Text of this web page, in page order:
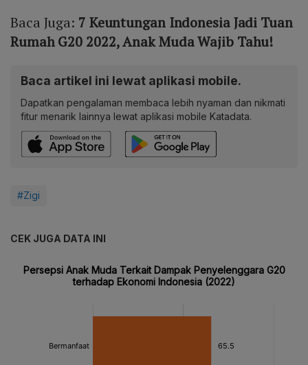
Baca Juga: 7 Keuntungan Indonesia Jadi Tuan
Rumah G20 2022, Anak Muda Wajib Tahu!
Baca artikel ini lewat aplikasi mobile.
Dapatkan pengalaman membaca lebih nyaman dan nikmati
fitur menarik lainnya lewat aplikasi mobile Katadata.
#Zigi
CEK JUGA DATA INI